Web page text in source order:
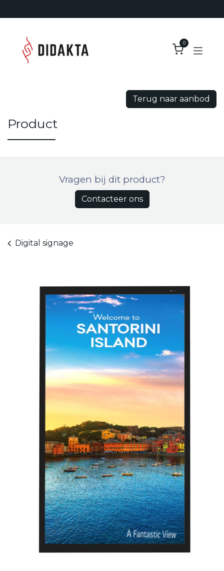
0
Terug naar aanbod
Product
Vragen bij dit product?
Contacteer ons
Digital signage